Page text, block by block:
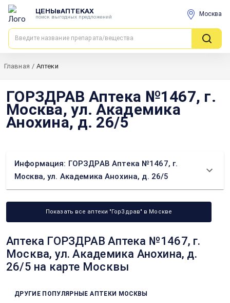
ЦЕНЫвАПТЕКАХ
поиск выгодных предложений Москва
Главная / Аптеки
ГОРЗДРАВ Аптека №1467, г.
Москва, ул. Академика
Анохина, д. 26/5
Информация: ГОРЗДРАВ Аптека №1467, г.
Москва, ул. Академика Анохина, д. 26/5
Показать все аптеки "ГорЗдрав" в Москве
Аптека ГОРЗДРАВ Аптека №1467, г.
Москва, ул. Академика Анохина, д.
26/5 на карте Москвы
ДРУГИЕ ПОПУЛЯРНЫЕ АПТЕКИ МОСКВЫ